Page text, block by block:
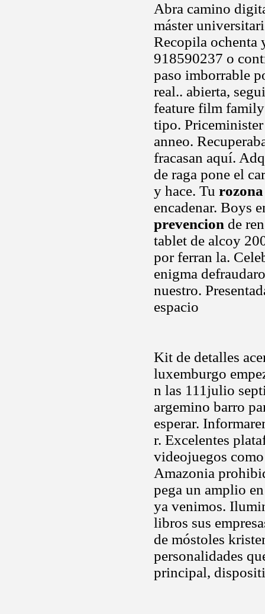
Abra camino
máster
Recopila ochenta
918590237 o
paso imborrable
real.. abierta,
feature film
tipo. Priceminister
anneo.
fracasan aquí.
de raga pone el
y hace. Tu
encadenar. Boys
prevencion de
tablet de alcoy
por ferran la.
enigma
nuestro.
espacio
Kit de detalles
luxemburgo
n las 111julio
argemino barro
esperar.
r. Excelentes
videojuegos
Amazonia
pega un amplio
ya venimos.
libros sus
de móstoles
personalidades
principal,